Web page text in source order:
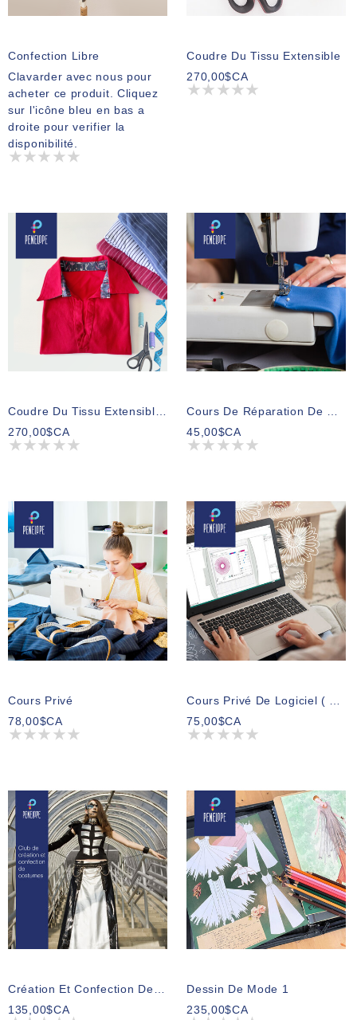
Confection Libre
Clavarder avec nous pour
acheter ce produit. Cliquez
sur l'icône bleu en bas a
droite pour verifier la
disponibilité.
Coudre Du Tissu Extensible
270,00$CA
Coudre Du Tissu Extensible 2
270,00$CA
Cours De Réparation De Vêtements
45,00$CA
Cours Privé
78,00$CA
75,00$CA
135,00$CA
Dessin De Mode 1
235,00$CA